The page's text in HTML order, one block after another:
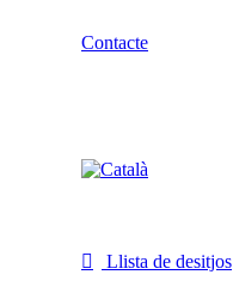
Contacte
Llista de desitjos